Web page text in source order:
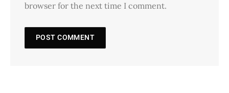
browser for the next time I comment.